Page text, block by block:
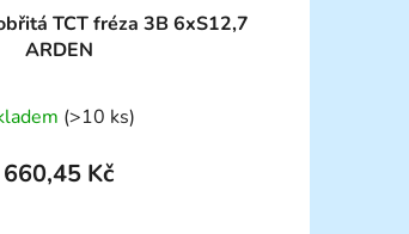
TCT fréza 3B 6xS12,7
ARDEN
(>10 ks)
660,45 Kč